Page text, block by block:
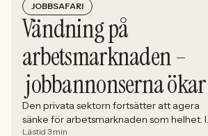
JOBBSAFARI
Vändning på
arbetsmarknaden –
jobbannonserna ökar
Den privata sektorn fortsätter att agera
sänke för arbetsmarknaden som helhet. I
april minskade antalet jobbannonser i
Lästid 3 min